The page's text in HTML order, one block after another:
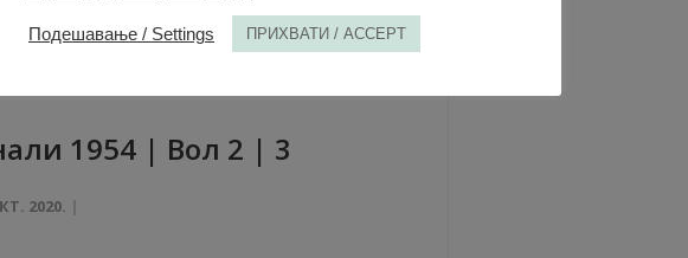
1954 | Вол 2 | 3
2020.
Подешавање / Settings ПРИХВАТИ / ACCEPT